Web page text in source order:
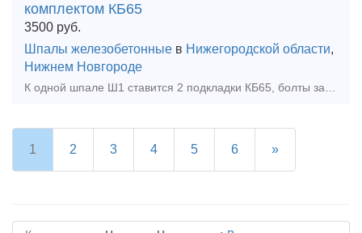
комплектом КБ65
3500 руб.
Шпалы железобетонные в Нижегородской области,
Нижнем Новгороде
К одной шпале Ш1 ставится 2 подкладки КБ65, болты закладные, болты клеммные и прокладки к ним 328 и 143(74) (все Б/У) Есть возможность поставить с новыми прокладками, цена увеличится но зато понадежн
1 2 3 4 5 6 »